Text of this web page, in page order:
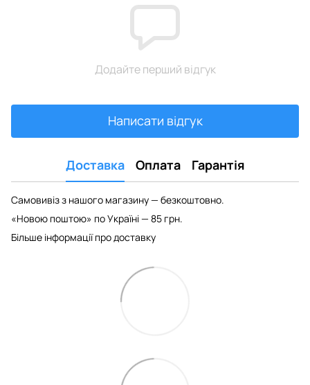
Додайте перший відгук
Написати відгук
Доставка Оплата Гарантія
Самовивіз з нашого магазину — безкоштовно.
«Новою поштою» по Україні — 85 грн.
Більше інформації про доставку